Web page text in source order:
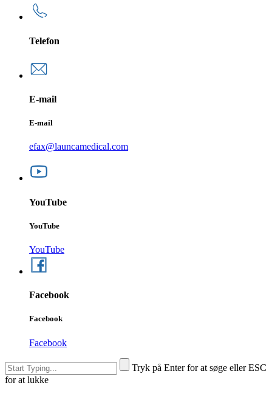
Telefon
E-mail
E-mail
efax@launcamedical.com
YouTube
YouTube
YouTube
Facebook
Facebook
Facebook
Tryk på Enter for at søge eller ESC
for at lukke